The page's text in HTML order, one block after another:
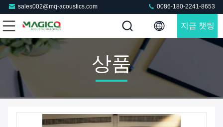
sales002@mq-acoustics.com 0086-180-2241-8653
지금 챗팅
상품